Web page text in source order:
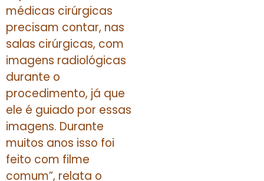
médicas cirúrgicas
precisam contar, nas
salas cirúrgicas, com
imagens radiológicas
durante o
procedimento, já que
ele é guiado por essas
imagens. Durante
muitos anos isso foi
feito com filme
comum”, relata o